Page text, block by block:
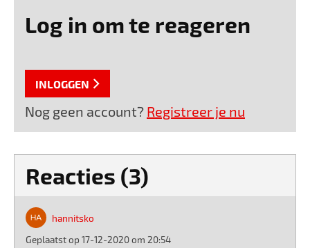
Log in om te reageren
INLOGGEN
Nog geen account? Registreer je nu
Reacties (3)
hannitsko
Geplaatst op 17-12-2020 om 20:54